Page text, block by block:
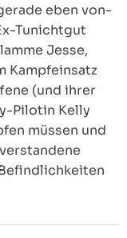
eben von-
Tunichtgut
Jesse,
Kampfeinsatz
(und ihrer
Pilotin Kelly
müssen und